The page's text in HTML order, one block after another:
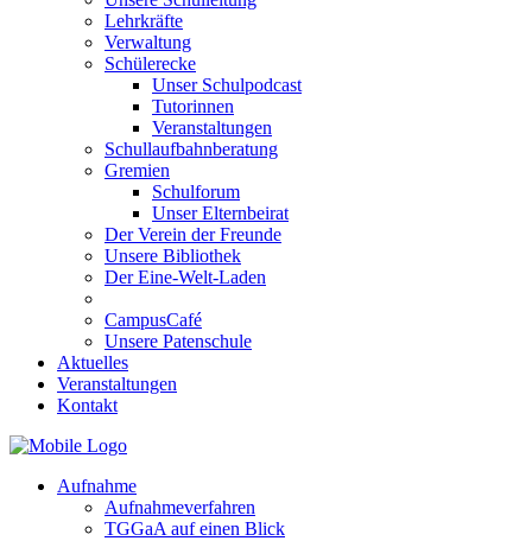
Lehrkräfte
Verwaltung
Schülerecke
Unser Schulpodcast
Tutorinnen
Veranstaltungen
Schullaufbahnberatung
Gremien
Schulforum
Unser Elternbeirat
Der Verein der Freunde
Unsere Bibliothek
Der Eine-Welt-Laden
CampusCafé
Unsere Patenschule
Aktuelles
Veranstaltungen
Kontakt
Aufnahme
Aufnahmeverfahren
TGGaA auf einen Blick